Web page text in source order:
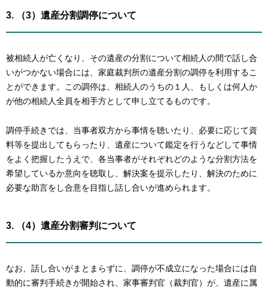
3. （3）遺産分割調停について
被相続人が亡くなり、その遺産の分割について相続人の間で話し合
いがつかない場合には、家庭裁判所の遺産分割の調停を利用するこ
とができます。この調停は、相続人のうちの１人、もしくは何人か
が他の相続人全員を相手方として申し立てるものです。
調停手続きでは、当事者双方から事情を聴いたり、必要に応じて資
料等を提出してもらったり、遺産について鑑定を行うなどして事情
をよく把握したうえで、各当事者がそれぞれどのような分割方法を
希望しているか意向を聴取し、解決案を提示したり、解決のために
必要な助言をし合意を目指し話し合いが進められます。
3. （4）遺産分割審判について
なお、話し合いがまとまらずに、調停が不成立になった場合には自
動的に審判手続きが開始され、家事審判官（裁判官）が、遺産に属